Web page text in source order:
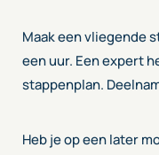
Maak een vliegende
een uur. Een expert
stappenplan.
Heb je op een later